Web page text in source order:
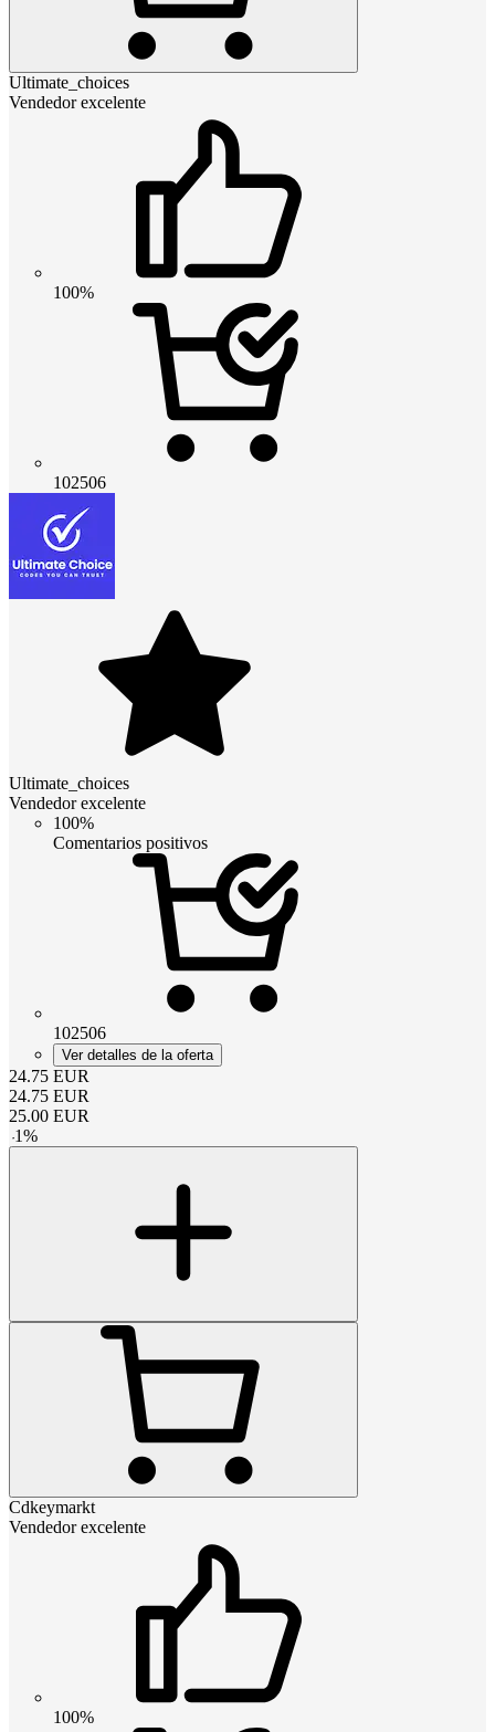
Ultimate_choices
Vendedor excelente
100%
102506
Ultimate_choices
Vendedor excelente
100%
Comentarios positivos
102506
Ver detalles de la oferta
24.75 EUR
24.75 EUR
25.00 EUR
-1%
Cdkeymarkt
Vendedor excelente
100%